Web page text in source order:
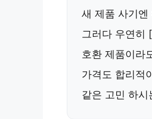
새 제품 사기엔
그러다 우연히
호환 제품이라
가격도 합리적
같은 고민 하